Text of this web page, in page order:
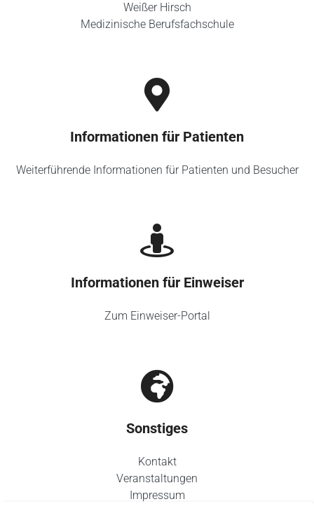
Weißer Hirsch
Medizinische Berufsfachschule
Informationen für Patienten
Weiterführende Informationen für Patienten und Besucher
Informationen für Einweiser
Zum Einweiser-Portal
Sonstiges
Kontakt
Veranstaltungen
Impressum